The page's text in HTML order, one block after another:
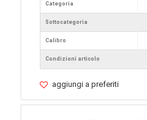
Categoria
Sottocategoria
Calibro
Condizioni articolo
aggiungi a preferiti